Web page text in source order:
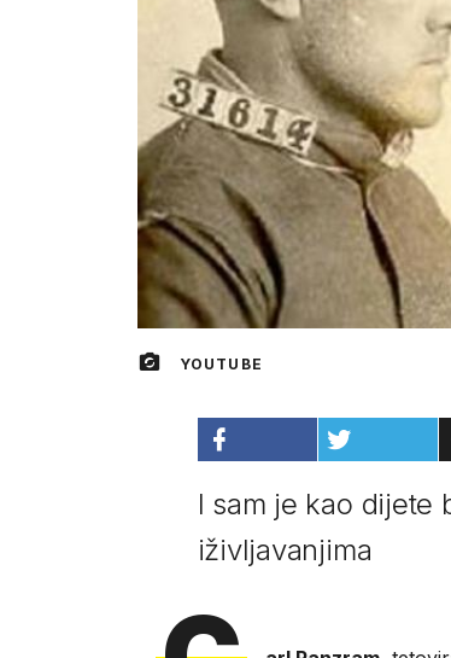
YOUTUBE
I sam je kao dijete
iživljavanjima